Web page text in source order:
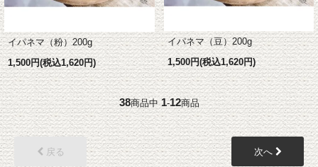
イパネマ（粉）200g
1,500円(税込1,620円)
イパネマ（豆）200g
1,500円(税込1,620円)
38商品中1-12商品
戻る 次へ